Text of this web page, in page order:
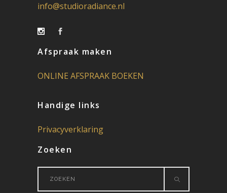
info@studioradiance.nl
Afspraak maken
ONLINE AFSPRAAK BOEKEN
Handige links
Privacyverklaring
Zoeken